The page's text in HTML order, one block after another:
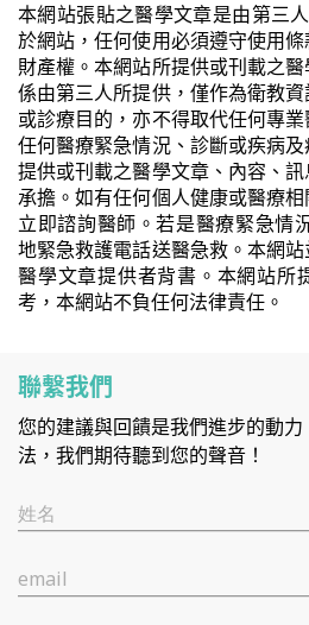
本網站張貼之醫學文章是由第三
於網站，任何使用必須遵守使用
財產權。本網站所提供或刊載之
係由第三人所提供，僅作為衛教
或診療目的，亦不得取代任何專
任何醫療緊急情況、診斷或疾病
提供或刊載之醫學文章、內容、
承擔。如有任何個人健康或醫療
立即諮詢醫師。若是醫療緊急情
地緊急救護電話送醫急救。本網
醫學文章提供者背書。本網站所
考，本網站不負任何法律責任。
聯繫我們
您的建議與回饋是我們進步的動
法，我們期待聽到您的聲音！
姓名
email